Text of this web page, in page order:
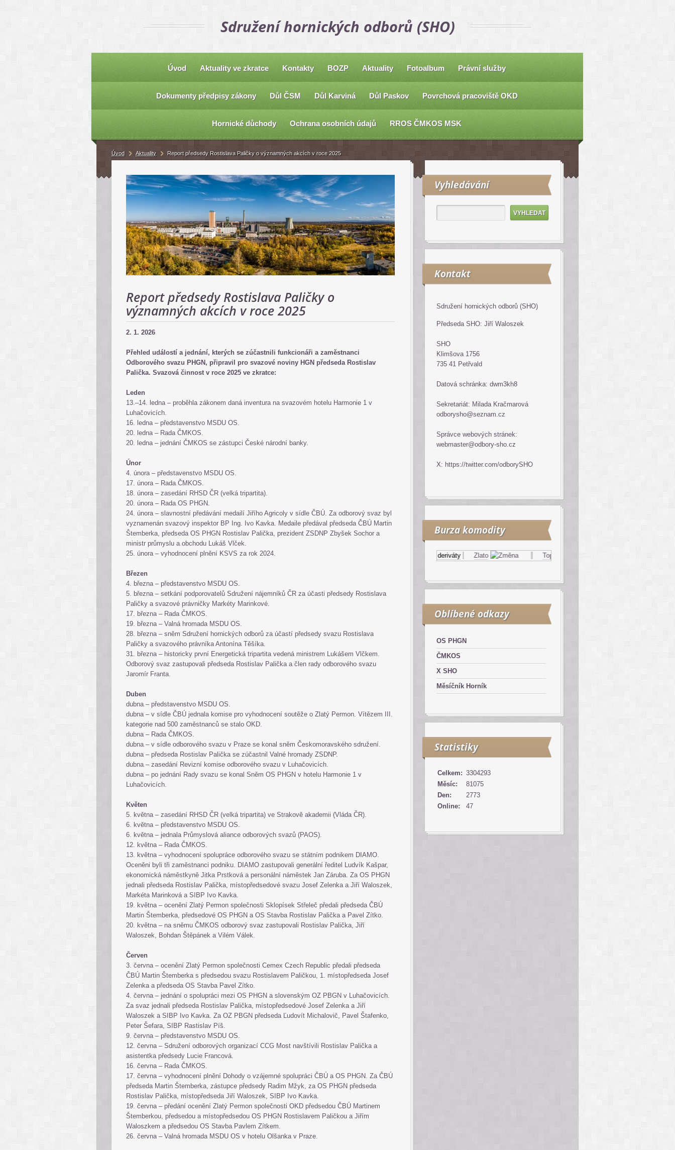
Sdružení hornických odborů (SHO)
Úvod Aktuality ve zkratce Kontakty BOZP Aktuality Fotoalbum Právní služby
Dokumenty předpisy zákony Důl ČSM Důl Karviná Důl Paskov Povrchová pracoviště OKD
Hornické důchody Ochrana osobních údajů RROS ČMKOS MSK
Report předsedy Rostislava Paličky o
významných akcích v roce 2025
2. 1. 2026
Přehled událostí a jednání, kterých se zúčastnili funkcionáři a zaměstnanci
Odborového svazu PHGN, připravil pro svazové noviny HGN předseda Rostislav
Palička. Svazová činnost v roce 2025 ve zkratce:
Leden
13.–14. ledna – proběhla zákonem daná inventura na svazovém hotelu Harmonie 1 v
Luhačovicích.
16. ledna – představenstvo MSDU OS.
20. ledna – Rada ČMKOS.
20. ledna – jednání ČMKOS se zástupci České národní banky.
Únor
4. února – představenstvo MSDU OS.
17. února – Rada ČMKOS.
18. února – zasedání RHSD ČR (velká tripartita).
20. února – Rada OS PHGN.
24. února – slavnostní předávání medailí Jiřího Agricoly v sídle ČBÚ. Za odborový svaz byl
vyznamenán svazový inspektor BP Ing. Ivo Kavka. Medaile předával předseda ČBÚ Martin
Štemberka, předseda OS PHGN Rostislav Palička, prezident ZSDNP Zbyšek Sochor a
ministr průmyslu a obchodu Lukáš Vlček.
25. února – vyhodnocení plnění KSVS za rok 2024.
Březen
4. března – představenstvo MSDU OS.
5. března – setkání podporovatelů Sdružení nájemníků ČR za účasti předsedy Rostislava
Paličky a svazové právničky Markéty Marinkové.
17. března – Rada ČMKOS.
19. března – Valná hromada MSDU OS.
28. března – sněm Sdružení hornických odborů za účastí předsedy svazu Rostislava
Paličky a svazového právníka Antonína Těšíka.
31. března – historicky první Energetická tripartita vedená ministrem Lukášem Vlčkem.
Odborový svaz zastupovali předseda Rostislav Palička a člen rady odborového svazu
Jaromír Franta.
Duben
dubna – představenstvo MSDU OS.
dubna – v sídle ČBÚ jednala komise pro vyhodnocení soutěže o Zlatý Permon. Vítězem III.
kategorie nad 500 zaměstnanců se stalo OKD.
dubna – Rada ČMKOS.
dubna – v sídle odborového svazu v Praze se konal sněm Českomoravského sdružení.
dubna – předseda Rostislav Palička se zúčastnil Valné hromady ZSDNP.
dubna – zasedání Revizní komise odborového svazu v Luhačovicích.
dubna – po jednání Rady svazu se konal Sněm OS PHGN v hotelu Harmonie 1 v
Luhačovicích.
Květen
5. května – zasedání RHSD ČR (velká tripartita) ve Strakově akademii (Vláda ČR).
6. května – představenstvo MSDU OS.
6. května – jednala Průmyslová aliance odborových svazů (PAOS).
12. května – Rada ČMKOS.
13. května – vyhodnocení spolupráce odborového svazu se státním podnikem DIAMO.
Oceněni byli tři zaměstnanci podniku. DIAMO zastupovali generální ředitel Ludvík Kašpar,
ekonomická náměstkyně Jitka Prstková a personální náměstek Jan Záruba. Za OS PHGN
jednali předseda Rostislav Palička, místopředsedové svazu Josef Zelenka a Jiří Waloszek,
Markéta Marinková a SIBP Ivo Kavka.
19. května – ocenění Zlatý Permon společnosti Sklopísek Střeleč předali předseda ČBÚ
Martin Štemberka, předsedové OS PHGN a OS Stavba Rostislav Palička a Pavel Zítko.
20. května – na sněmu ČMKOS odborový svaz zastupovali Rostislav Palička, Jiří
Waloszek, Bohdan Štěpánek a Vilém Válek.
Červen
3. června – ocenění Zlatý Permon společnosti Cemex Czech Republic předali předseda
ČBÚ Martin Štemberka s předsedou svazu Rostislavem Paličkou, 1. místopředseda Josef
Zelenka a předseda OS Stavba Pavel Zítko.
4. června – jednání o spolupráci mezi OS PHGN a slovenským OZ PBGN v Luhačovicích.
Za svaz jednali předseda Rostislav Palička, místopředsedové Josef Zelenka a Jiří
Waloszek a SIBP Ivo Kavka. Za OZ PBGN předseda Ľudovít Michalovič, Pavel Štafenko,
Peter Šefara, SIBP Rastislav Píš.
9. června – představenstvo MSDU OS.
12. června – Sdružení odborových organizací CCG Most navštívili Rostislav Palička a
asistentka předsedy Lucie Francová.
16. června – Rada ČMKOS.
17. června – vyhodnocení plnění Dohody o vzájemné spolupráci ČBÚ a OS PHGN. Za ČBÚ
předseda Martin Štemberka, zástupce předsedy Radim Mžyk, za OS PHGN předseda
Rostislav Palička, místopředseda Jiří Waloszek, SIBP Ivo Kavka.
19. června – předání ocenění Zlatý Permon společnosti OKD předsedou ČBÚ Martinem
Štemberkou, předsedou a místopředsedou OS PHGN Rostislavem Paličkou a Jiřím
Waloszkem a předsedou OS Stavba Pavlem Zítkem.
26. června – Valná hromada MSDU OS v hotelu Olšanka v Praze.
Vyhledávání
Kontakt
Sdružení hornických odborů (SHO)
Předseda SHO: Jiří Waloszek
SHO
Klimšova 1756
735 41 Petřvald
Datová schránka: dwm3kh8
Sekretariát: Milada Kračmarová
odborysho@seznam.cz
Správce webových stránek:
webmaster@odbory-sho.cz
X: https://twitter.com/odborySHO
Burza komodity
Komodity a deriváty Zlato Topný olej
Oblíbené odkazy
OS PHGN
ČMKOS
X SHO
Měsíčník Horník
Statistiky
Online: 47
Celkem: 3304293
Měsíc:
81075
Den:
2773
Úvod Aktuality Report předsedy Rostislava Paličky o významných akcích v roce 2025